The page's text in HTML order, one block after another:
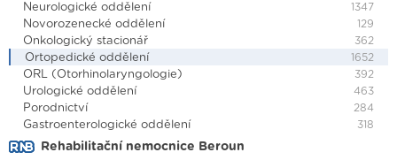
Neurologické oddělení 1347
Novorozenecké oddělení 129
Onkologický stacionář 362
Ortopedické oddělení 1652
ORL (Otorhinolaryngologie) 392
Urologické oddělení 463
Porodnictví 284
Gastroenterologické oddělení 318
Rehabilitační nemocnice Beroun